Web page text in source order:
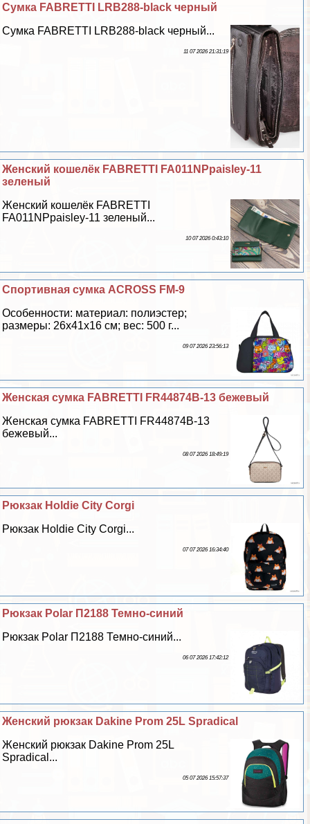
Сумка FABRETTI LRB288-black черный
Сумка FABRETTI LRB288-black черный...
11 07 2026 21:31:19
Женский кошелёк FABRETTI FA011NPpaisley-11
зеленый
Женский кошелёк FABRETTI
FA011NPpaisley-11 зеленый...
10 07 2026 0:43:10
Спортивная сумка ACROSS FM-9
Особенности: материал: полиэстер;
размеры: 26х41х16 см; вес: 500 г...
09 07 2026 23:56:13
Женская сумка FABRETTI FR44874B-13 бежевый
Женская сумка FABRETTI FR44874B-13
бежевый...
08 07 2026 18:49:19
Рюкзак Holdie City Corgi
Рюкзак Holdie City Corgi...
07 07 2026 16:34:40
Рюкзак Polar П2188 Темно-синий
Рюкзак Polar П2188 Темно-синий...
06 07 2026 17:42:12
Женский рюкзак Dakine Prom 25L Spradical
Женский рюкзак Dakine Prom 25L
Spradical...
05 07 2026 15:57:37